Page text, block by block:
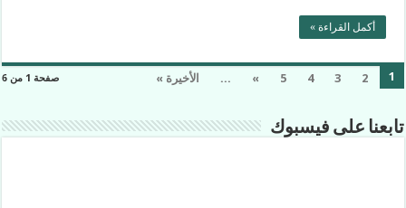
أكمل القراءة »
صفحة 1 من 6 1
2
3
4
5
»
... الأخيرة »
تابعنا على فيسبوك